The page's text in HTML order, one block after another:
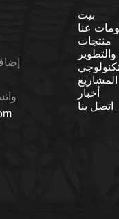
بيت
عنا
منتجات
المشاريع
أخبار
اتصل بنا